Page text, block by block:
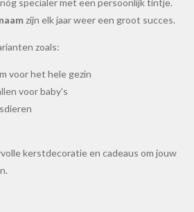
specialer met een persoonlijk tintje.
zijn elk jaar weer een groot succes.
zoals:
voor het hele gezin
voor baby’s
kerstdecoratie en cadeaus om jouw